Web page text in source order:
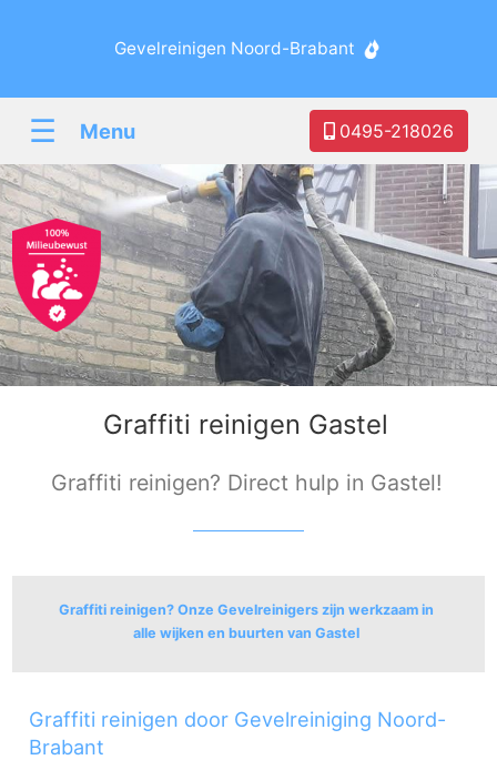
Gevelreinigen Noord-Brabant
☰ Menu 0495-218026
Graffiti reinigen Gastel
Graffiti reinigen? Direct hulp in Gastel!
Graffiti reinigen? Onze Gevelreinigers zijn werkzaam in
alle wijken en buurten van Gastel
Gastel
Graffiti reinigen door Gevelreiniging Noord-
Brabant